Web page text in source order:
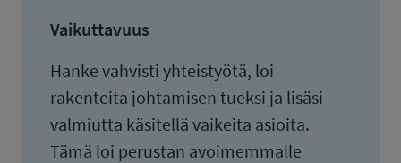
Vaikuttavuus
Hanke vahvisti yhteistyötä, loi
rakenteita johtamisen tueksi ja lisäsi
valmiutta käsitellä vaikeita asioita.
Tämä loi perustan avoimemmalle